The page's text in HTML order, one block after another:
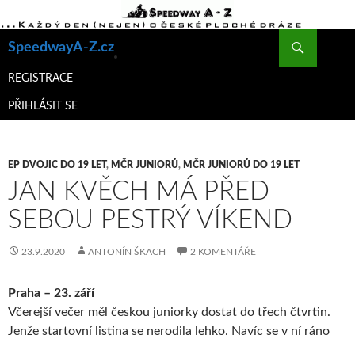
SpeedwayA-Z.cz
K
WEBU
REGISTRACE
PŘIHLÁSIT SE
EP DVOJIC DO 19 LET, MČR JUNIORŮ, MČR JUNIORŮ DO 19 LET
JAN KVĚCH MÁ PŘED
SEBOU PESTRÝ VÍKEND
23.9.2020 ANTONÍN ŠKACH 2 KOMENTÁŘE
Praha – 23. září
Včerejší večer měl českou juniorky dostat do třech čtvrtin.
Jenže startovní listina se nerodila lehko. Navíc se v ní ráno